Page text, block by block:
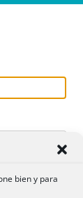
bien y para